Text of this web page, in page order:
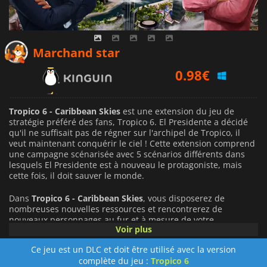
Marchand star
1.43€
1.69€
Tropico 6 - Caribbean Skies est une extension du jeu de
stratégie préféré des fans, Tropico 6. El Presidente a décidé
qu'il ne suffisait pas de régner sur l'archipel de Tropico, il
veut maintenant conquérir le ciel ! Cette extension comprend
une campagne scénarisée avec 5 scénarios différents dans
lesquels El Presidente est à nouveau le protagoniste, mais
cette fois, il doit sauver le monde.
Dans Tropico 6 - Caribbean Skies, vous disposerez de
nombreuses nouvelles ressources et rencontrerez de
nouveaux personnages au fur et à mesure de votre
progression dans la campagne. Les technologies les plus
avancées seront à votre service et vous pourrez surveiller vos
citoyens grâce à des drones, qui peuvent également être
utilisés pour transporter des passagers et des marchandises.
Voir plus
Ce jeu est un DLC et doit être utilisé avec la version
complète du jeu : Tropico 6